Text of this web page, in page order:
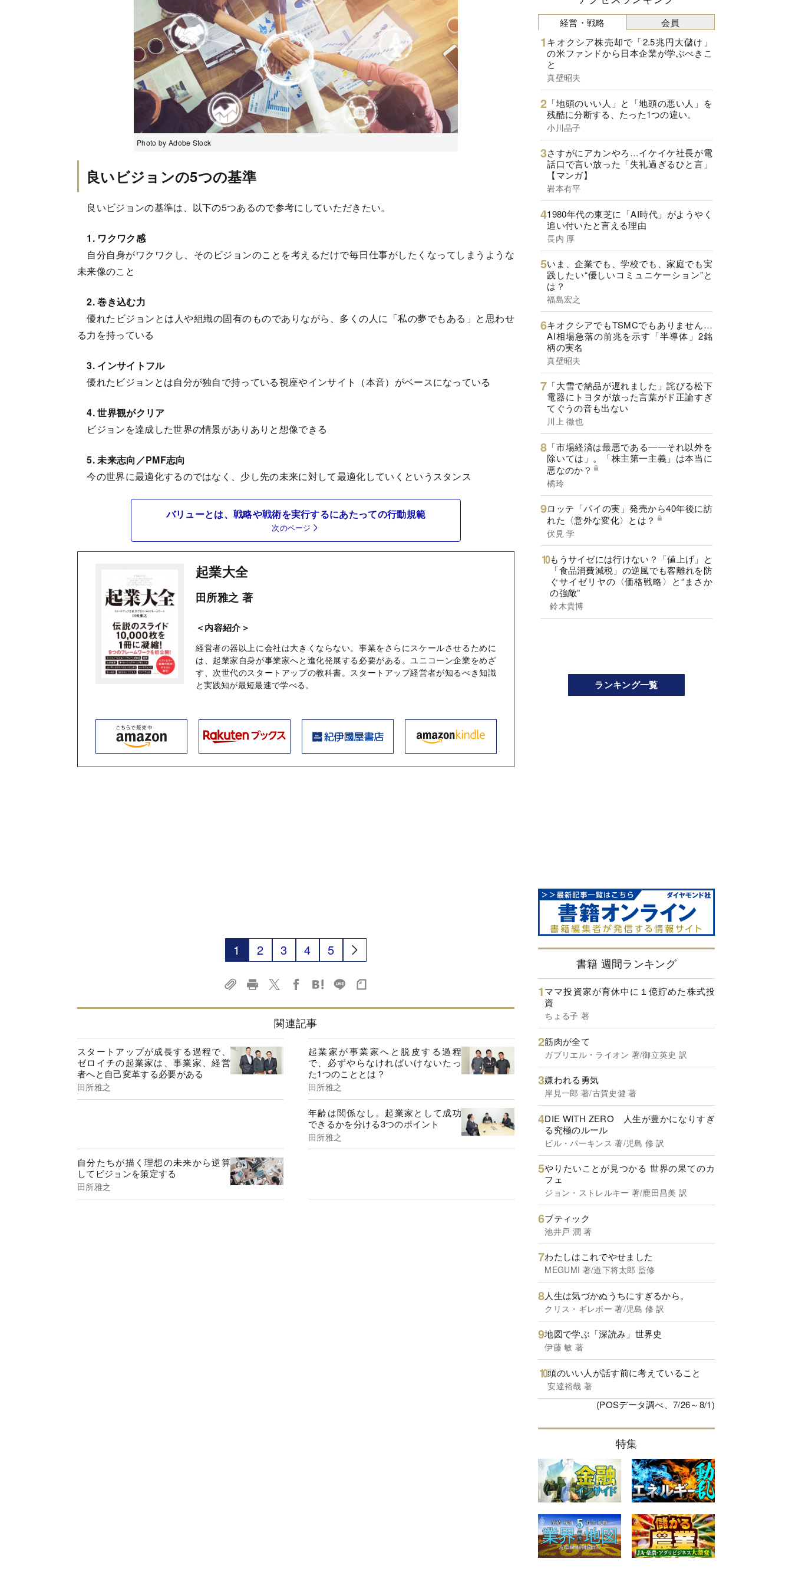
Photo by Adobe Stock
良いビジョンの5つの基準
良いビジョンの基準は、以下の5つあるので参考にしていただきたい。
1. ワクワク感
自分自身がワクワクし、そのビジョンのことを考えるだけで毎日仕事がしたくなってしまうような
未来像のこと
2. 巻き込む力
優れたビジョンとは人や組織の固有のものでありながら、多くの人に「私の夢でもある」と思わせ
る力を持っている
3. インサイトフル
優れたビジョンとは自分が独自で持っている視座やインサイト（本音）がベースになっている
4. 世界観がクリア
ビジョンを達成した世界の情景がありありと想像できる
5. 未来志向／PMF志向
今の世界に最適化するのではなく、少し先の未来に対して最適化していくというスタンス
バリューとは、戦略や戦術を実行するにあたっての行動規範
次のページ
起業大全
田所雅之 著
＜内容紹介＞
経営者の器以上に会社は大きくならない。事業をさらにスケールさせるために
は、起業家自身が事業家へと進化発展する必要がある。ユニコーン企業をめざ
す、次世代のスタートアップの教科書。スタートアップ経営者が知るべき知識
と実践知が最短最速で学べる。
1 2 3 4 5
関連記事
スタートアップが成長する過程で、
ゼロイチの起業家は、事業家、経営
者へと自己変革する必要がある
田所雅之
起業家が事業家へと脱皮する過程
で、必ずやらなければいけないたっ
た1つのこととは？
田所雅之
年齢は関係なし。起業家として成功
できるかを分ける3つのポイント
田所雅之
自分たちが描く理想の未来から逆算
してビジョンを策定する
田所雅之
経営・戦略
キオクシア株売却で「2.5兆円大儲け」
の米ファンドから日本企業が学ぶべきこ
と
真壁昭夫
「地頭のいい人」と「地頭の悪い人」を
残酷に分断する、たった1つの違い。
小川晶子
さすがにアカンやろ…イケイケ社長が電
話口で言い放った「失礼過ぎるひと言」
【マンガ】
岩本有平
1980年代の東芝に「AI時代」がようやく
追い付いたと言える理由
長内 厚
いま、企業でも、学校でも、家庭でも実
践したい“優しいコミュニケーション”と
は？
福島宏之
キオクシアでもTSMCでもありません…
AI相場急落の前兆を示す「半導体」2銘
柄の実名
真壁昭夫
「大雪で納品が遅れました」詫びる松下
電器にトヨタが放った言葉がド正論すぎ
てぐうの音も出ない
川上 徹也
「市場経済は最悪である――それ以外を
除いては」。「株主第一主義」は本当に
悪なのか？
橘玲
ロッテ「パイの実」発売から40年後に訪
れた〈意外な変化〉とは？
伏見 学
もうサイゼには行けない？「値上げ」と
「食品消費減税」の逆風でも客離れを防
ぐサイゼリヤの〈価格戦略〉と“まさか
の強敵”
鈴木貴博
会員
ランキング一覧
書籍 週間ランキング
ママ投資家が育休中に１億貯めた株式投
資
ちょる子 著
筋肉が全て
ガブリエル・ライオン 著/御立英史 訳
嫌われる勇気
岸見一郎 著/古賀史健 著
DIE WITH ZERO 人生が豊かになりすぎ
る究極のルール
ビル・パーキンス 著/児島 修 訳
やりたいことが見つかる 世界の果てのカ
フェ
ジョン・ストレルキー 著/鹿田昌美 訳
ブティック
池井戸 潤 著
わたしはこれでやせました
MEGUMI 著/道下将太郎 監修
人生は気づかぬうちにすぎるから。
クリス・ギレボー 著/児島 修 訳
地図で学ぶ「深読み」世界史
伊藤 敏 著
頭のいい人が話す前に考えていること
安達裕哉 著
(POSデータ調べ、7/26～8/1)
特集